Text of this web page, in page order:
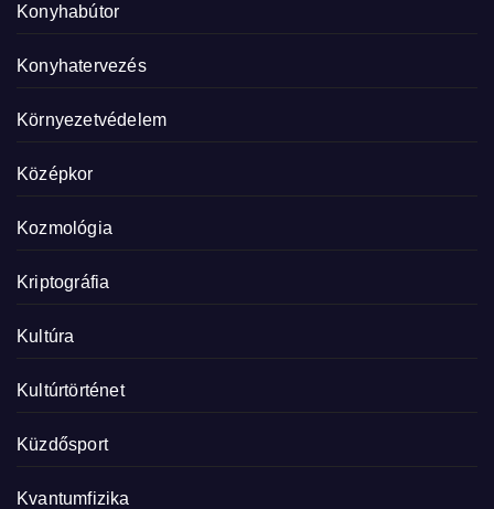
Konyhabútor
Konyhatervezés
Környezetvédelem
Középkor
Kozmológia
Kriptográfia
Kultúra
Kultúrtörténet
Küzdősport
Kvantumfizika